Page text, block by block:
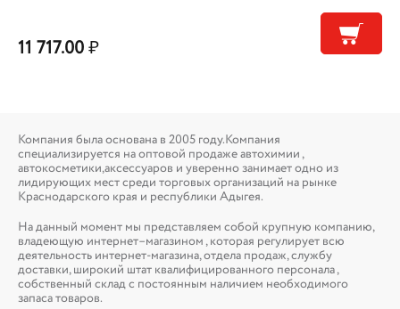
11 717.00₽
Компания была основана в 2005 году.Компания
специализируется на оптовой продаже автохимии ,
автокосметики,аксессуаров и уверенно занимает одно из
лидирующих мест среди торговых организаций на рынке
Краснодарского края и республики Адыгея.
На данный момент мы представляем собой крупную компанию,
владеющую интернет–магазином , которая регулирует всю
деятельность интернет-магазина, отдела продаж, службу
доставки, широкий штат квалифицированного персонала ,
собственный склад c постоянным наличием необходимого
запаса товаров.